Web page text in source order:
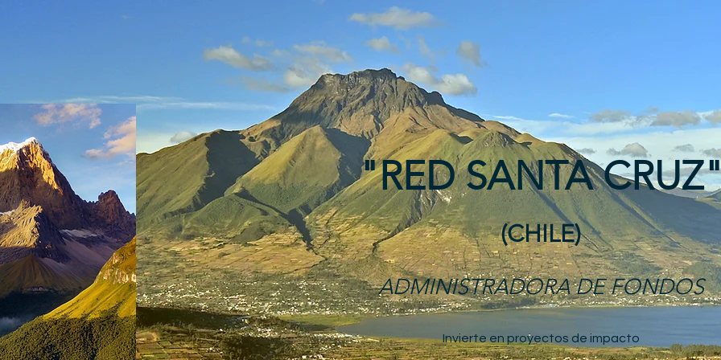
"RED SANTA
(CHILE)
ADMINISTRADORA DE FONDOS
Invierte en proyectos de impacto